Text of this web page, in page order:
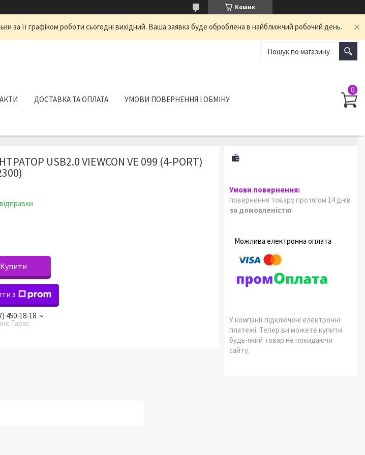
Кошик
за її графіком роботи сьогодні вихідний. Ваша заявка буде оброблена в найближчий робочий день.
ДОСТАВКА ТА ОПЛАТА УМОВИ ПОВЕРНЕННЯ І ОБМІНУ
USB2.0 VIEWCON VE 099 (4-PORT)
Купити
з
450-18-18
Тарас
повернення товару протягом 14 днів
за домовленістю
У компанії підключені електронні
платежі. Тепер ви можете купити
будь-який товар не покидаючи
сайту.